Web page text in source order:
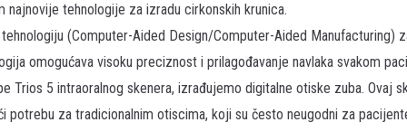
tehnologije za izradu cirkonskih krunica.
(Computer-Aided Design/Computer-Aided Manufacturing)
omogućava visoku preciznost i prilagođavanje navlaka svakom
Trios 5 intraoralnog skenera, izrađujemo digitalne otiske zuba. Ovaj
potrebu za tradicionalnim otiscima, koji su često neugodni za